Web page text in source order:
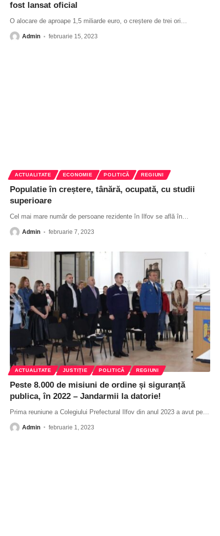
fost lansat oficial
O alocare de aproape 1,5 miliarde euro, o creștere de trei ori…
Admin februarie 15, 2023
ACTUALITATE ECONOMIE POLITICĂ REGIUNI
Populatie în creștere, tânără, ocupată, cu studii
superioare
Cel mai mare număr de persoane rezidente în Ilfov se află în…
Admin februarie 7, 2023
ACTUALITATE JUSTIȚIE POLITICĂ REGIUNI
Peste 8.000 de misiuni de ordine și siguranță
publica, în 2022 – Jandarmii la datorie!
Prima reuniune a Colegiului Prefectural Ilfov din anul 2023 a avut pe
Admin februarie 1, 2023